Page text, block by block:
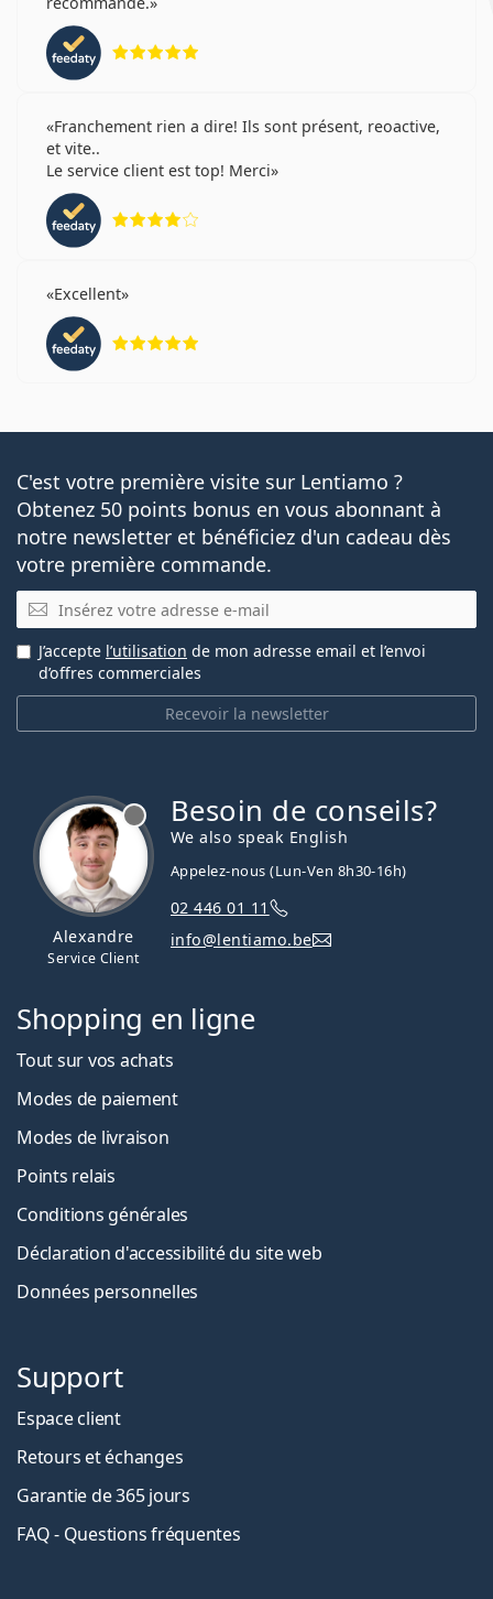
Franchement rien a dire! Ils sont présent, reoactive,
et vite..
Le service client est top! Merci
Excellent
C'est votre première visite sur Lentiamo ?
Obtenez 50 points bonus en vous abonnant à
notre newsletter et bénéficiez d'un cadeau dès
votre première commande.
E-mail
Recevoir la newsletter
J’accepte l’utilisation de mon adresse email et l’envoi
d’offres commerciales
Alexandre
Service Client
Besoin de conseils?
We also speak English
Appelez-nous (Lun-Ven 8h30-16h)
02 446 01 11
info@lentiamo.be
Shopping en ligne
Tout sur vos achats
Modes de paiement
Modes de livraison
Points relais
Conditions générales
Déclaration d'accessibilité du site web
Données personnelles
Support
Espace client
Retours et échanges
Garantie de 365 jours
FAQ - Questions fréquentes